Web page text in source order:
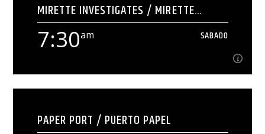
[...]
Ver Más
MIRETTE INVESTIGATES / MIRETTE
INVESTIGA
7:30am SABADO
7:30am SABADO
[...]
PAPER PORT / PUERTO PAPEL